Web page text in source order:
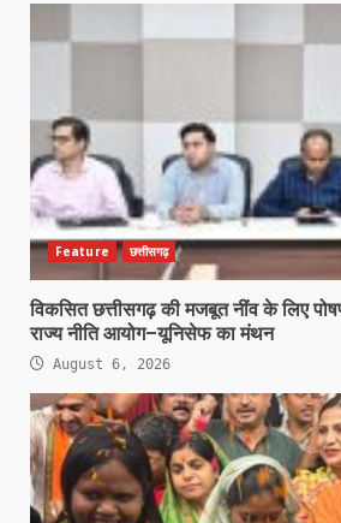
Feature छत्तीसगढ़
विकसित छत्तीसगढ़ की मजबूत नींव के लिए
राज्य नीति आयोग–यूनिसेफ का मंथन
August 6, 2026